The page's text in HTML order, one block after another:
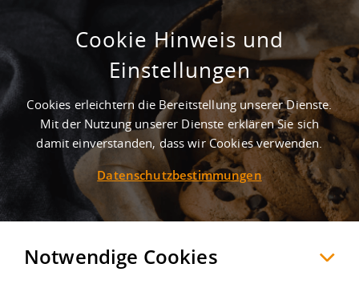
Gewerbegebiet Horstmar
HorstmarSteinfurt , Deutschland
MERKEN VERGLEICHEN EXPORT PDF
Cookie Hinweis und
Einstellungen
Cookies erleichtern die Bereitstellung unserer Dienste.
Mit der Nutzung unserer Dienste erklären Sie sich
damit einverstanden, dass wir Cookies verwenden.
Datenschutzbestimmungen
Notwendige Cookies